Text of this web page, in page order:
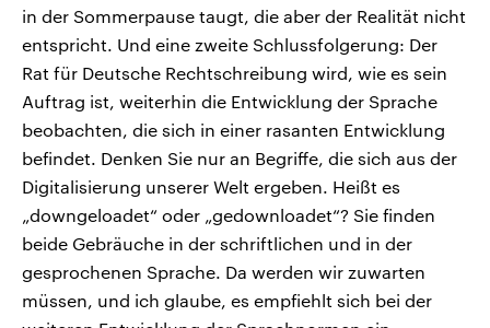
in der Sommerpause taugt, die aber der Realität nicht
entspricht. Und eine zweite Schlussfolgerung: Der
Rat für Deutsche Rechtschreibung wird, wie es sein
Auftrag ist, weiterhin die Entwicklung der Sprache
beobachten, die sich in einer rasanten Entwicklung
befindet. Denken Sie nur an Begriffe, die sich aus der
Digitalisierung unserer Welt ergeben. Heißt es
„downgeloadet“ oder „gedownloadet“? Sie finden
beide Gebräuche in der schriftlichen und in der
gesprochenen Sprache. Da werden wir zuwarten
müssen, und ich glaube, es empfiehlt sich bei der